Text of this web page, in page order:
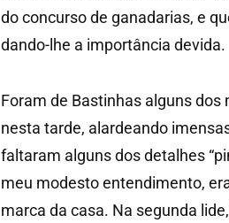
do concurso de ganadarias, e
dando-lhe a importância devida.
Foram de Bastinhas alguns
nesta tarde, alardeando
faltaram alguns dos detalhes
meu modesto entendimento,
marca da casa. Na segunda